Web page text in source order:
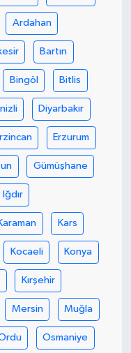
Ardahan
Bartın
Bingöl Bitlis
Diyarbakır
Erzurum
Gümüşhane
Iğdır
Kars
Kocaeli Konya
Kırşehir
Mersin Muğla
Osmaniye